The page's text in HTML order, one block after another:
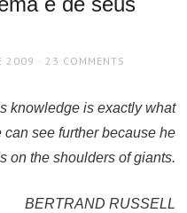
2009 23 COMMENTS
knowledge is exactly what
see further because he
on the shoulders of giants.
BERTRAND RUSSELL